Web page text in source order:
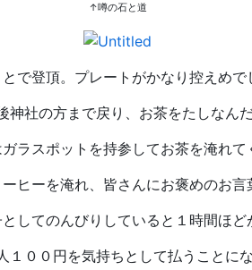
↑噂の石と道
で登頂。プレートがかなり控えめで
神社の方まで戻り、お茶をたしなんだ
ラスポットを持参してお茶を淹れて
ヒーを淹れ、皆さんにお褒めのお言
してのんびりしていると１時間ほど
１００円を気持ちとして払うことに